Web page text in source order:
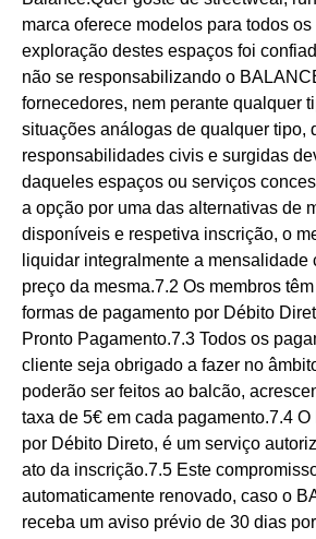
marca oferece modelos para todos
exploração destes espaços foi
não se responsabilizando o
fornecedores, nem perante qualquer
situações análogas de qualquer tipo,
responsabilidades civis e surgidas
daqueles espaços ou serviços
a opção por uma das alternativas de
disponíveis e respetiva inscrição, o
liquidar integralmente a mensalidade
preço da mesma.7.2 Os membros
formas de pagamento por Débito
Pronto Pagamento.7.3 Todos os
cliente seja obrigado a fazer no
poderão ser feitos ao balcão,
taxa de 5€ em cada pagamento.7.4 O
por Débito Direto, é um serviço
ato da inscrição.7.5 Este
automaticamente renovado, caso o
receba um aviso prévio de 30 dias